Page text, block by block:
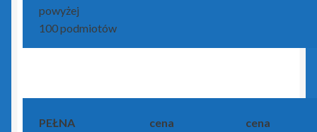
powyżej
100 podmiotów
PEŁNA
cena
cena